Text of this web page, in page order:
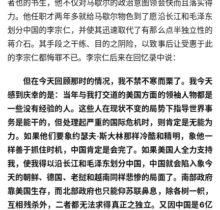
列
表
快
讯
多
页
面
者也的书生，他不仅对马歇尔的政治意图领会快而且落实得
力。他任职才两年多就给马歇尔物色到了愿沿长江和毛泽东
划分中国的李宗仁，并使其迅速取代了有那么点半独立性的
蒋介石。其手段之干练、目的之阴险，以致事后让受惠于此
的李宗仁都悔罪不已。李宗仁后来在回忆录中说：
但在今天回顾那时的情况，我不禁不寒而栗了。我今天
感到庆幸的是：当年与我打交道的美国方面的领袖人物都是
一些没有经验的人。这些人在现状不变的局势下指导世界事
务是能干的，但处理起严重的国际危机时，则肯定是无能为
力。如果他们要象约瑟夫·斯大林那样冷酷和精明，象他一
样善于抓住时机，中国肯定是会完了。如果美国人全力支持
我，使我得以沿长江和毛泽东划分中国，中国就会陷入象今
天的朝鲜、德国、老挝和越南同样悲惨的局面了。南部政府
靠美国生存，而北部政府也只能仰苏联鼻息，除各树一帜，
互相残杀外，二者都无法求得真正之独立。又因中国是6亿